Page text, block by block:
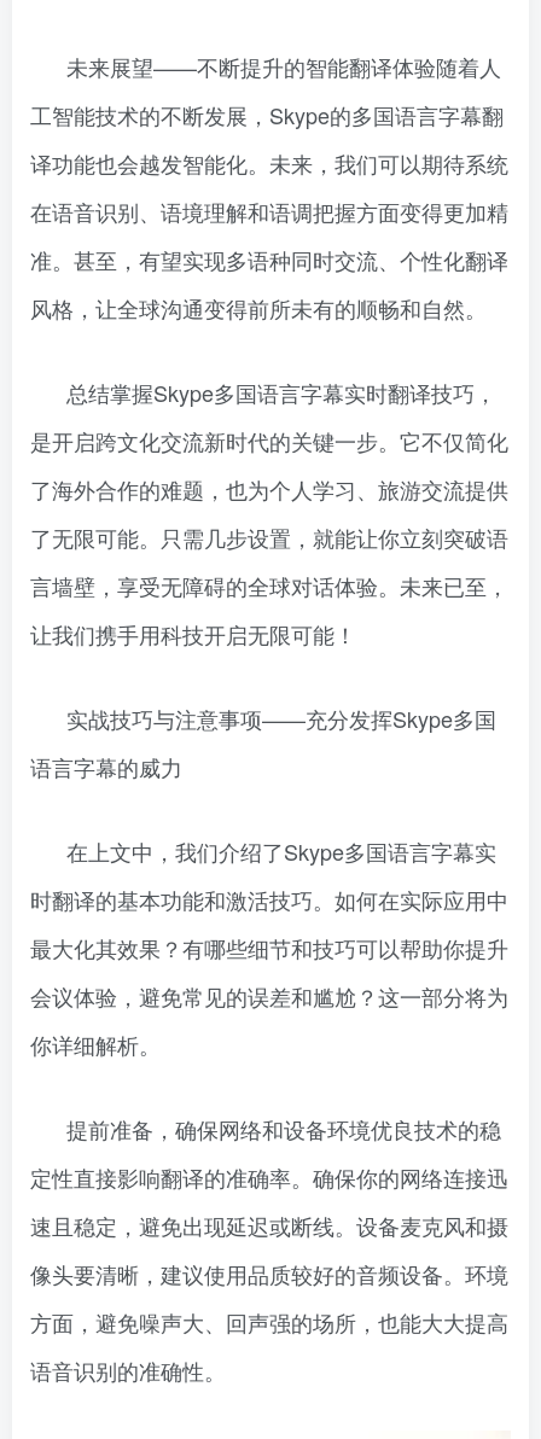
未来展望——不断提升的智能翻译体验随着人
工智能技术的不断发展，Skype的多国语言字幕翻
译功能也会越发智能化。未来，我们可以期待系统
在语音识别、语境理解和语调把握方面变得更加精
准。甚至，有望实现多语种同时交流、个性化翻译
风格，让全球沟通变得前所未有的顺畅和自然。
总结掌握Skype多国语言字幕实时翻译技巧，
是开启跨文化交流新时代的关键一步。它不仅简化
了海外合作的难题，也为个人学习、旅游交流提供
了无限可能。只需几步设置，就能让你立刻突破语
言墙壁，享受无障碍的全球对话体验。未来已至，
让我们携手用科技开启无限可能！
实战技巧与注意事项——充分发挥Skype多国
语言字幕的威力
在上文中，我们介绍了Skype多国语言字幕实
时翻译的基本功能和激活技巧。如何在实际应用中
最大化其效果？有哪些细节和技巧可以帮助你提升
会议体验，避免常见的误差和尴尬？这一部分将为
你详细解析。
提前准备，确保网络和设备环境优良技术的稳
定性直接影响翻译的准确率。确保你的网络连接迅
速且稳定，避免出现延迟或断线。设备麦克风和摄
像头要清晰，建议使用品质较好的音频设备。环境
方面，避免噪声大、回声强的场所，也能大大提高
语音识别的准确性。